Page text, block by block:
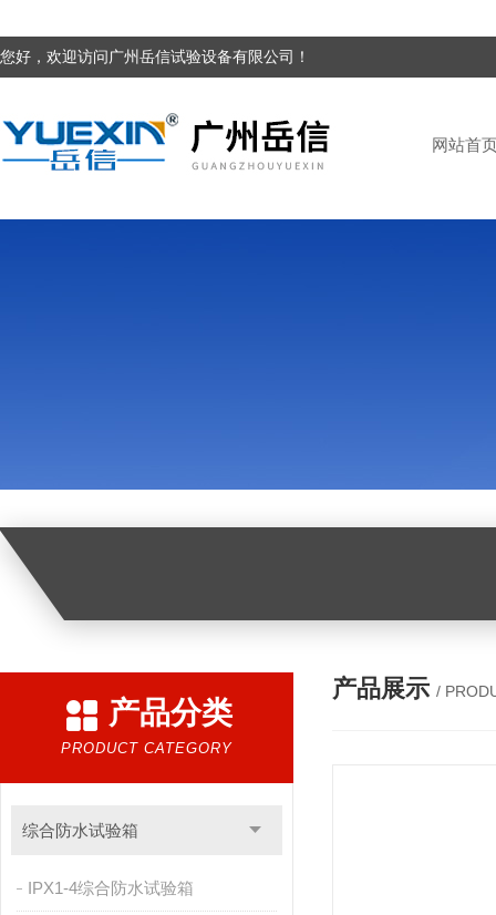
您好，欢迎访问广州岳信试验设备有限公司！
网站首
产品分类
PRODUCT CATEGORY
综合防水试验箱
IPX1-4综合防水试验箱
产品展示 /